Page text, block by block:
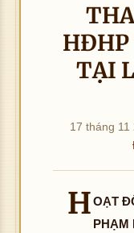
HĐHP
TẠI
17 tháng 11
HOẠT
PHẠM